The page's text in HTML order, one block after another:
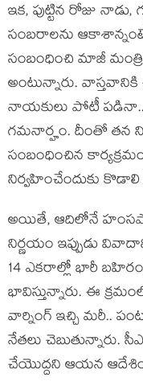
ఇక‌, పుట్టిన రోజు
సంబ‌రాల‌ను
సంబంధించి మాజీ
అంటున్నారు.
నాయ‌కులు పోటీ ప‌డినా..
గ‌మ‌నార్హం. దీంతో త‌న
సంబంధించిన
నిర్వ‌హించేందుకు కొడాలి
అయితే, ఆదిలోనే
నిర్ణ‌యం ఇప్పుడు
14 ఎక‌రాల్లో భారీ
భావిస్తున్నారు. ఈ
వార్నింగ్ ఇచ్చి మ‌రీ..
నేత‌లు చెబుతున్నారు.
చేయొద్ద‌ని ఆయ‌న